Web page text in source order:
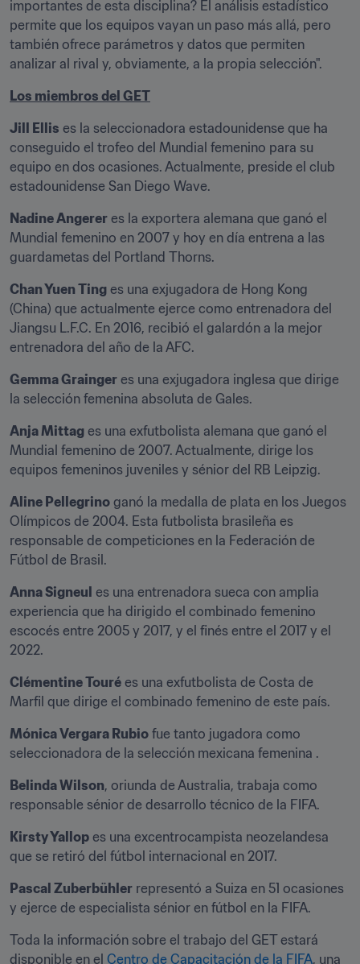
importantes de esta disciplina? El análisis estadístico
permite que los equipos vayan un paso más allá, pero
también ofrece parámetros y datos que permiten
analizar al rival y, obviamente, a la propia selección".
Los miembros del GET
Jill Ellis es la seleccionadora estadounidense que ha
conseguido el trofeo del Mundial femenino para su
equipo en dos ocasiones. Actualmente, preside el club
estadounidense San Diego Wave.
Nadine Angerer es la exportera alemana que ganó el
Mundial femenino en 2007 y hoy en día entrena a las
guardametas del Portland Thorns.
Chan Yuen Ting es una exjugadora de Hong Kong
(China) que actualmente ejerce como entrenadora del
Jiangsu L.F.C. En 2016, recibió el galardón a la mejor
entrenadora del año de la AFC.
Gemma Grainger es una exjugadora inglesa que dirige
la selección femenina absoluta de Gales.
Anja Mittag es una exfutbolista alemana que ganó el
Mundial femenino de 2007. Actualmente, dirige los
equipos femeninos juveniles y sénior del RB Leipzig.
Aline Pellegrino ganó la medalla de plata en los Juegos
Olímpicos de 2004. Esta futbolista brasileña es
responsable de competiciones en la Federación de
Fútbol de Brasil.
Anna Signeul es una entrenadora sueca con amplia
experiencia que ha dirigido el combinado femenino
escocés entre 2005 y 2017, y el finés entre el 2017 y el
2022.
Clémentine Touré es una exfutbolista de Costa de
Marfil que dirige el combinado femenino de este país.
Mónica Vergara Rubio fue tanto jugadora como
seleccionadora de la selección mexicana femenina .
Belinda Wilson, oriunda de Australia, trabaja como
responsable sénior de desarrollo técnico de la FIFA.
Kirsty Yallop es una excentrocampista neozelandesa
que se retiró del fútbol internacional en 2017.
Pascal Zuberbühler representó a Suiza en 51 ocasiones
y ejerce de especialista sénior en fútbol en la FIFA.
Toda la información sobre el trabajo del GET estará
disponible en el Centro de Capacitación de la FIFA, una